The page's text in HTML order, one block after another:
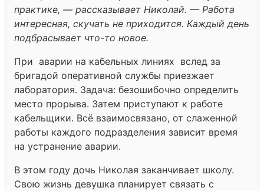
практике, — рассказывает Николай. — Работа
интересная, скучать не приходится. Каждый день
подбрасывает что-то новое.
При аварии на кабельных линиях вслед за
бригадой оперативной службы приезжает
лаборатория. Задача: безошибочно определить
место прорыва. Затем приступают к работе
кабельщики. Всё взаимосвязано, от слаженной
работы каждого подразделения зависит время
на устранение аварии.
В этом году дочь Николая заканчивает школу.
Свою жизнь девушка планирует связать с